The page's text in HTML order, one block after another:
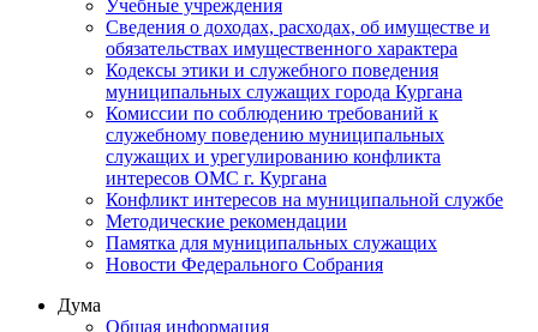
Учебные учреждения
Сведения о доходах, расходах, об имуществе и
обязательствах имущественного характера
Кодексы этики и служебного поведения
муниципальных служащих города Кургана
Комиссии по соблюдению требований к
служебному поведению муниципальных
служащих и урегулированию конфликта
интересов ОМС г. Кургана
Конфликт интересов на муниципальной службе
Методические рекомендации
Памятка для муниципальных служащих
Новости Федерального Cобрания
Дума
Общая информация